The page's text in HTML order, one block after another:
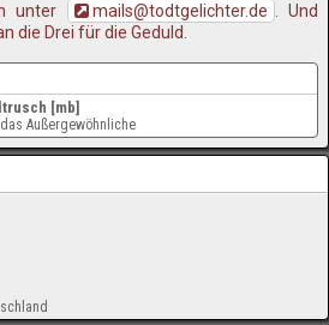
unter
mails@todtgelichter.de
. Und
die Drei für die Geduld.
[mb]
Außergewöhnliche